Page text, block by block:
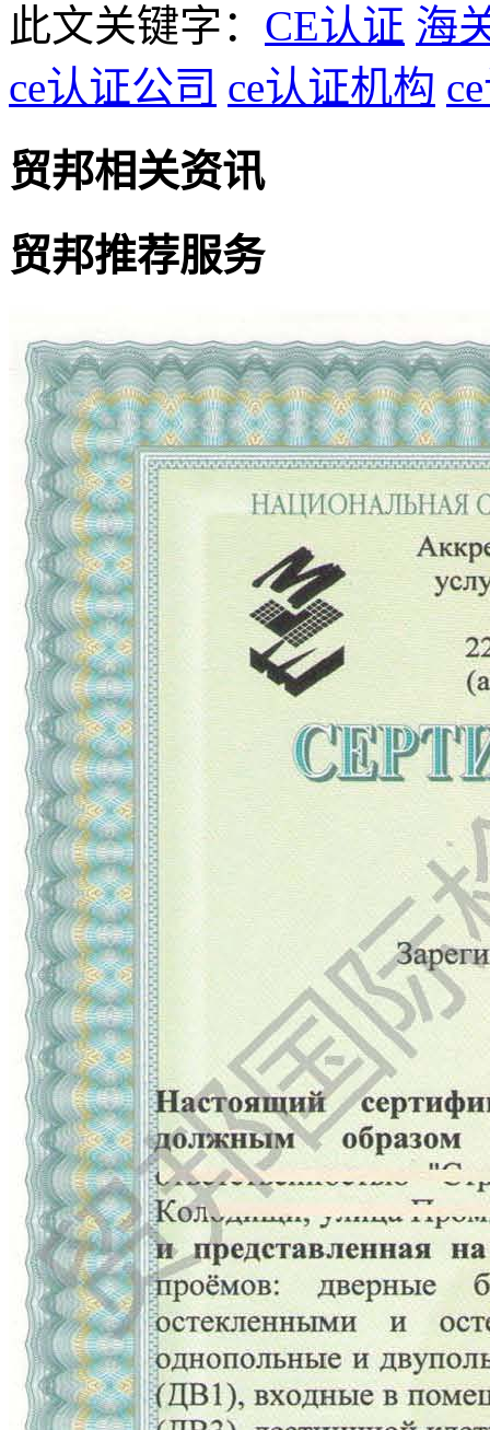
此文关键字： CE认证 海
ce认证公司 ce认证机构
贸邦相关资讯
贸邦推荐服务